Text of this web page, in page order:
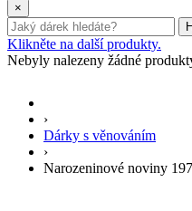
×
Klikněte na další produkty.
Nebyly nalezeny žádné
›
Dárky s věnováním
›
Narozeninové noviny